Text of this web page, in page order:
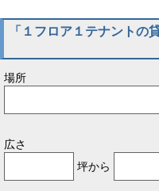
「１フロア１テナントの
場所
広さ
坪から